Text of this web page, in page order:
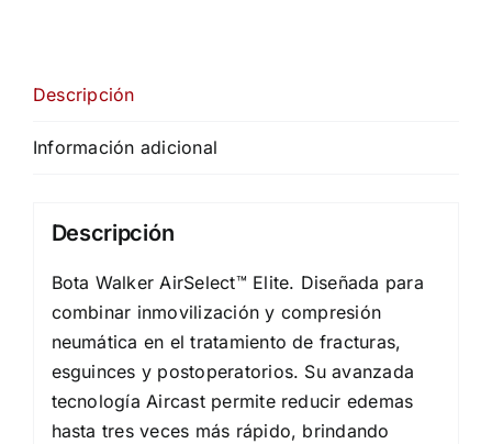
Descripción
Información adicional
Descripción
Bota Walker AirSelect™ Elite. Diseñada para
combinar inmovilización y compresión
neumática en el tratamiento de fracturas,
esguinces y postoperatorios. Su avanzada
tecnología Aircast permite reducir edemas
hasta tres veces más rápido, brindando